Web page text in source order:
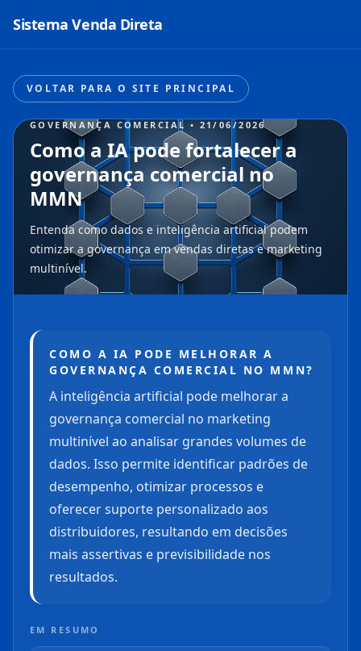
Sistema Venda Direta
VOLTAR PARA O SITE PRINCIPAL
GOVERNANÇA COMERCIAL • 21/06/2026
Como a IA pode fortalecer a
governança comercial no
MMN
Entenda como dados e inteligência artificial podem
otimizar a governança em vendas diretas e marketing
multinível.
COMO A IA PODE MELHORAR A
GOVERNANÇA COMERCIAL NO MMN?
A inteligência artificial pode melhorar a
governança comercial no marketing
multinível ao analisar grandes volumes de
dados. Isso permite identificar padrões de
desempenho, otimizar processos e
oferecer suporte personalizado aos
distribuidores, resultando em decisões
mais assertivas e previsibilidade nos
resultados.
EM RESUMO